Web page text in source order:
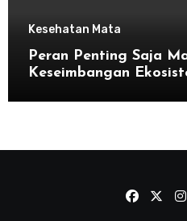
Kesehatan Mata
Peran Penting Saja
Keseimbangan